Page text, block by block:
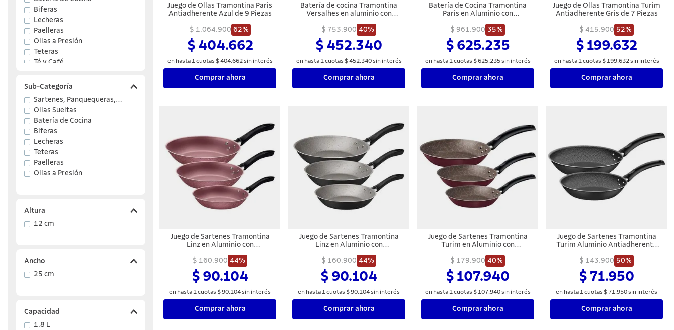
Biferas
Lecheras
Paelleras
Ollas a Presión
Teteras
Té y Café
Sub-Categoría
Sartenes, Panquequeras,
Omeleteras
Ollas Sueltas
Batería de Cocina
Biferas
Lecheras
Teteras
Paelleras
Ollas a Presión
Altura
12 cm
Ancho
25 cm
Capacidad
1.8 L
Juego de Ollas Tramontina Paris
Antiadherente Azul de 9 Piezas
$ 1.064.900 62%
$ 404.662
en hasta 1 cuotas $ 404.662sin interés
Comprar ahora
Batería de cocina Tramontina
Versalhes en aluminio con
con antiadherente Starflon Max
Azul 6 piezas
$ 753.900 40%
$ 452.340
en hasta 1 cuotas $ 452.340sin interés
Comprar ahora
Batería de Cocina Tramontina
Paris en Aluminio con
Antiadherente Starflon Max Rojo
14 Piezas
$ 961.900 35%
$ 625.235
en hasta 1 cuotas $ 625.235sin interés
Comprar ahora
Juego de Ollas Tramontina Turim
Antiadherente Gris de 7 Piezas
$ 415.900 52%
$ 199.632
en hasta 1 cuotas $ 199.632sin interés
Comprar ahora
Juego de Sartenes Tramontina
Linz en Aluminio con
Antiadherente Starflon Max Rosa
03 Piezas
$ 160.900 44%
$ 90.104
en hasta 1 cuotas $90.104sin interés
Comprar ahora
Juego de Sartenes Tramontina
Linz en Aluminio con
Antiadherente Starflon Max
Negro 03 Piezas
$ 160.900 44%
$ 90.104
en hasta 1 cuotas $90.104sin interés
Comprar ahora
Juego de Sartenes Tramontina
Turim en Aluminio con
Antiadherente Starflon Max Rojo
3 Piezas
$ 179.900 40%
$ 107.940
en hasta 1 cuotas $ 107.940sin interés
Comprar ahora
Juego de Sartenes Tramontina
Turim Aluminio Antiadherente
$ 143.900 50%
$ 71.950
en hasta 1 cuotas $ 71 .950sin interés
Comprar ahora